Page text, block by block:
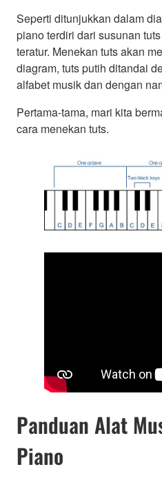
Seperti ditunjukkan dalam
piano terdiri dari susunan
teratur. Menekan tuts akan
diagram, tuts putih ditandai
alfabet musik dan dengan
Pertama-tama, mari kita
cara menekan tuts.
Panduan Alat
Piano